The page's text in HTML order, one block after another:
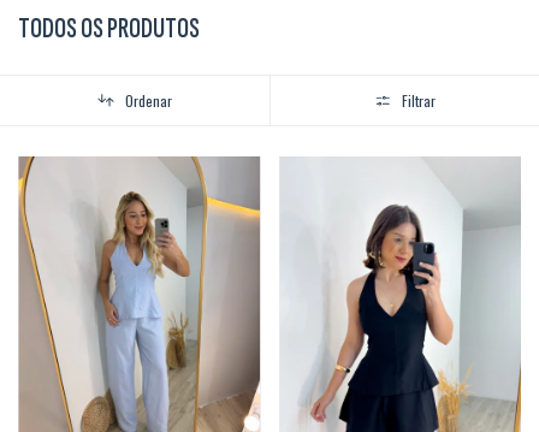
TODOS OS PRODUTOS
Ordenar Filtrar